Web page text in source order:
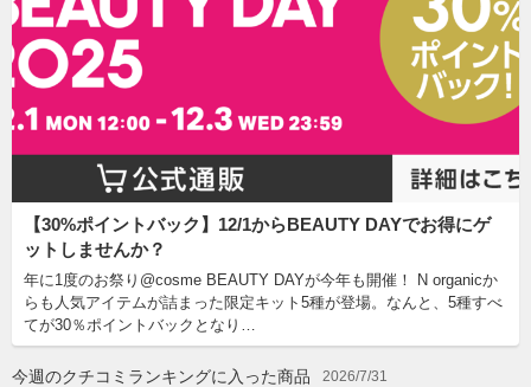
【30%ポイントバック】12/1からBEAUTY DAYでお得にゲ
ットしませんか？
年に1度のお祭り@cosme BEAUTY DAYが今年も開催！ N organicか
らも人気アイテムが詰まった限定キット5種が登場。なんと、5種すべ
てが30％ポイントバックとなり…
今週のクチコミランキングに入った商品 2026/7/31